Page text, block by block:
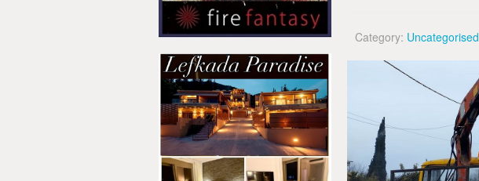
Category: Uncategorised